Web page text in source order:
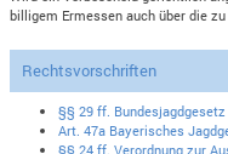
billigem Ermessen auch über die
Rechtsvorschriften
§§ 29 ff. Bundesjagdgesetz
Art. 47a Bayerisches
§§ 24 ff. Verordnung zur